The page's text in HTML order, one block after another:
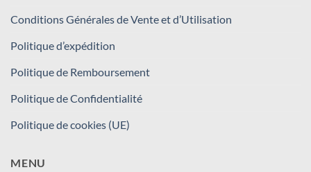
Conditions Générales de Vente et d’Utilisation
Politique d’expédition
Politique de Remboursement
Politique de Confidentialité
Politique de cookies (UE)
MENU